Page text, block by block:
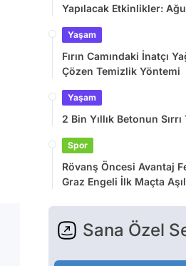
Yapılacak Etkinlikler:
Yaşam
Fırın Camındaki İnatçı
Çözen Temizlik Yöntemi
Yaşam
2 Bin Yıllık Betonun Sırrı
Spor
Rövanş Öncesi Avantaj
Graz Engeli İlk Maçta
Sana Özel